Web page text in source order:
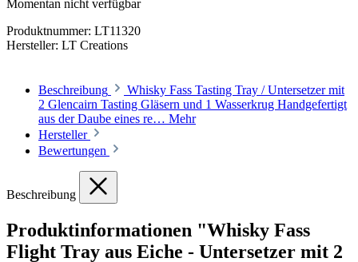
Momentan nicht verfügbar
Produktnummer: LT11320
Hersteller: LT Creations
Beschreibung
Whisky Fass Tasting Tray / Untersetzer mit
2 Glencairn Tasting Gläsern und 1 Wasserkrug Handgefertigt
aus der Daube eines re… Mehr
Hersteller
Bewertungen
Beschreibung
Produktinformationen "Whisky Fass
Flight Tray aus Eiche - Untersetzer mit 2